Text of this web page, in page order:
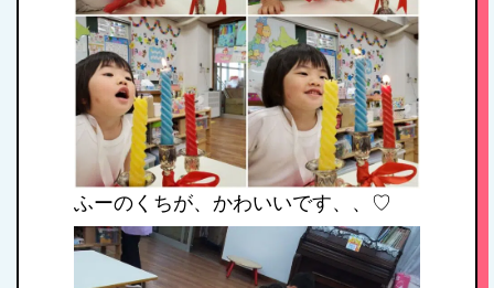
HOME
私たちの思い・教
ふーのくちが、かわいいです、、♡